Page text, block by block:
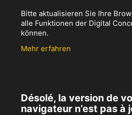
Bitte aktualisieren Sie Ihre
alle Funktionen der Digital
können.
Mehr erfahren
Désolé, la version de
navigateur n’est pas à